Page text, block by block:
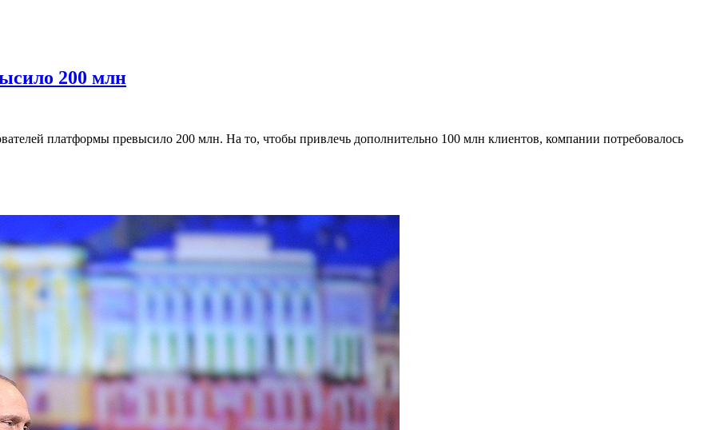
200 млн
платформы превысило 200 млн. На то, чтобы привлечь дополнительно 100 млн клиентов, компании потребовалось